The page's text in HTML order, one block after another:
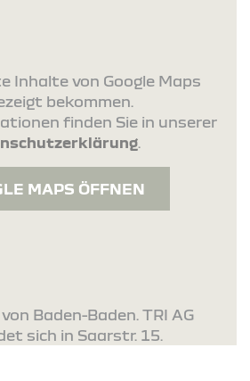
Inhalte von Google Maps
bekommen.
finden Sie in unserer
.
MAPS ÖFFNEN
Baden-Baden. TRI AG
sich in Saarstr. 15.